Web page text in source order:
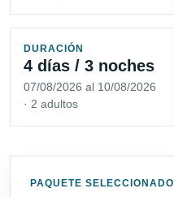
DURACIÓN
4 días / 3 noches
07/08/2026 al 10/08/2026
· 2 adultos
PAQUETE SELECCIONADO